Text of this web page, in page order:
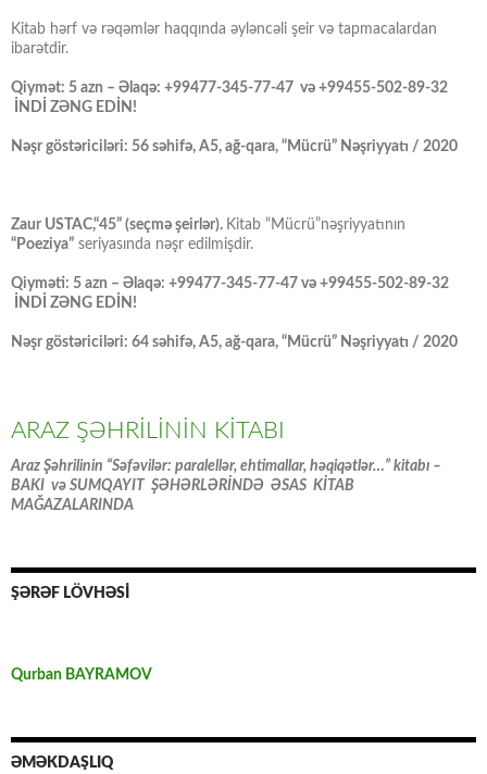
Kitab hərf və rəqəmlər haqqında əyləncəli şeir və tapmacalardan
ibarətdir.
Qiymət: 5 azn – Əlaqə: +99477-345-77-47 və +99455-502-89-32
İNDİ ZƏNG EDİN!
Nəşr göstəriciləri: 56 səhifə, A5, ağ-qara, “Mücrü” Nəşriyyatı / 2020
Zaur USTAC,“45” (seçmə şeirlər). Kitab “Mücrü”nəşriyyatının
“Poeziya” seriyasında nəşr edilmişdir.
Qiyməti: 5 azn – Əlaqə: +99477-345-77-47 və +99455-502-89-32
İNDİ ZƏNG EDİN!
Nəşr göstəriciləri: 64 səhifə, A5, ağ-qara, “Mücrü” Nəşriyyatı / 2020
ARAZ ŞƏHRİLİNİN KİTABI
Araz Şəhrilinin “Səfəvilər: paralellər, ehtimallar, həqiqətlər…” kitabı –
BAKI və SUMQAYIT ŞƏHƏRLƏRİNDƏ ƏSAS KİTAB
MAĞAZALARINDA
ŞƏRƏF LÖVHƏSİ
Qurban BAYRAMOV
ƏMƏKDAŞLIQ